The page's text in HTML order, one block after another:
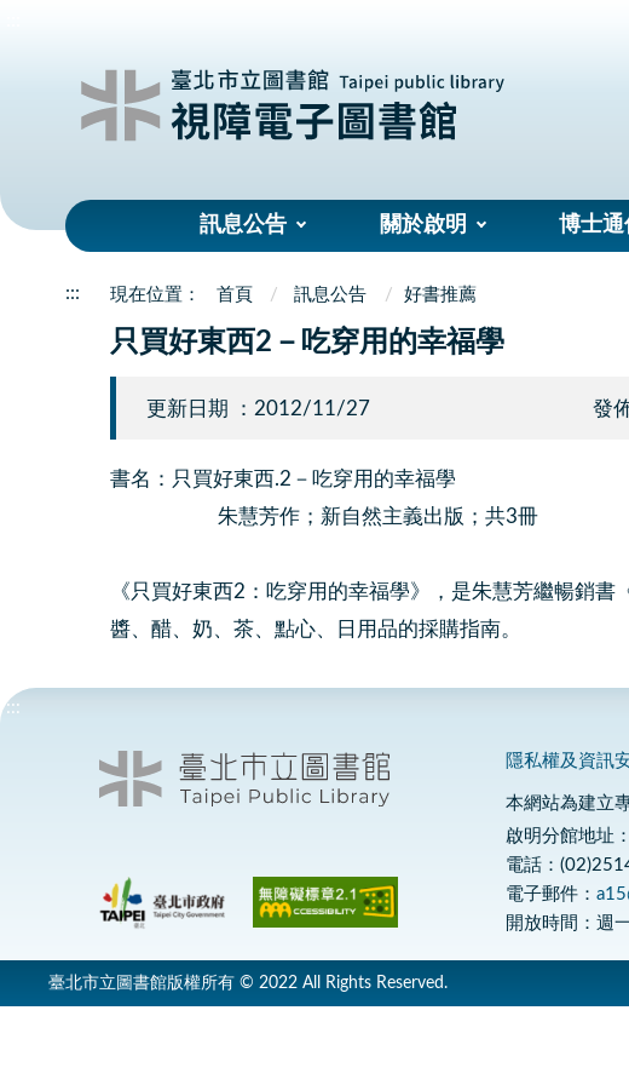
訊息公告 關於啟明 博士通
::: 首頁 訊息公告 好書推薦
只買好東西2－吃穿用的幸福學
更新日期 ：2012/11/27 發
書名：只買好東西.2－吃穿用的幸福學
朱慧芳作；新自然主義出版；共3冊
《只買好東西2：吃穿用的幸福學》，是朱慧芳繼暢銷
醬、醋、奶、茶、點心、日用品的採購指南。
:::
隱私權及資訊
本網站為建立
啟明分館地址
電話：
電子郵件：
開放時間：週
臺北市立圖書館版權所有 © 2022 All Rights Reserved.